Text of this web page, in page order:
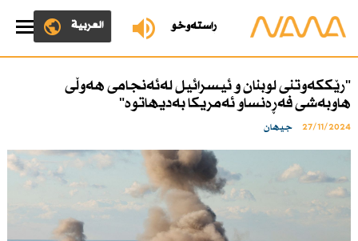
ڕاستەوخۆ العربية
"رێككەوتنی لوبنان و ئیسرائیل لەئەنجامی هەوڵی
هاوبەشی فەڕەنساو ئەمریكا بەدیهاتوە"
27/11/2024 جیهان